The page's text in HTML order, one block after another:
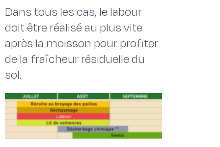
Dans tous les cas, le labour
doit être réalisé au plus vite
après la moisson pour profiter
de la fraîcheur résiduelle du
sol.